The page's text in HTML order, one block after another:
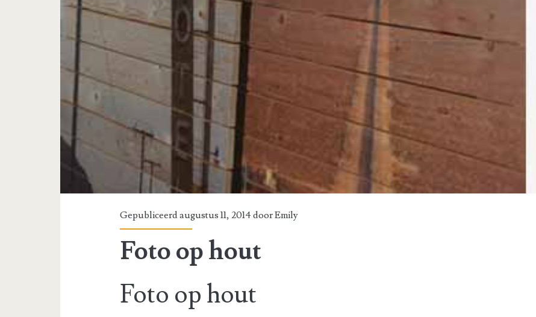
Gepubliceerd augustus 11, 2014 doorEmily
Foto op hout
Foto op hout